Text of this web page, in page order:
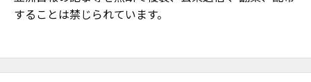
することは禁じられています。